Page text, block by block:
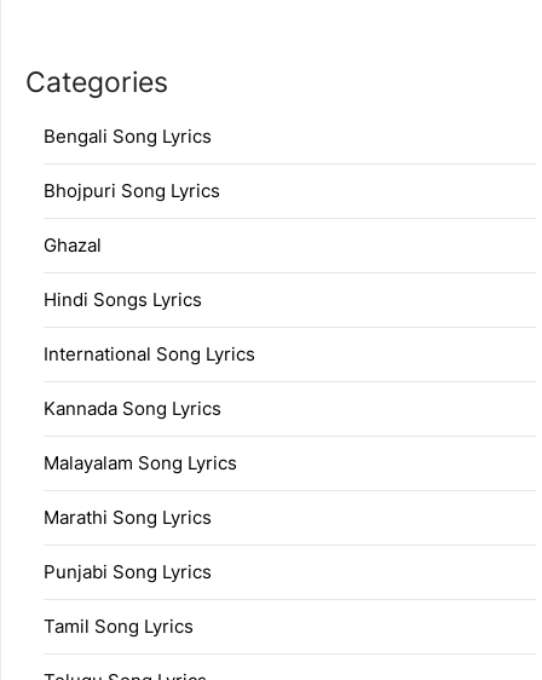
Categories
Bengali Song Lyrics
Bhojpuri Song Lyrics
Ghazal
Hindi Songs Lyrics
International Song Lyrics
Kannada Song Lyrics
Malayalam Song Lyrics
Marathi Song Lyrics
Punjabi Song Lyrics
Tamil Song Lyrics